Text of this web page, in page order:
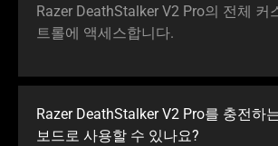
Razer DeathStalker V2 Pro의 전체 커
트롤에 액세스합니다.
Razer DeathStalker V2 Pro를 충전하
보드로 사용할 수 있나요?